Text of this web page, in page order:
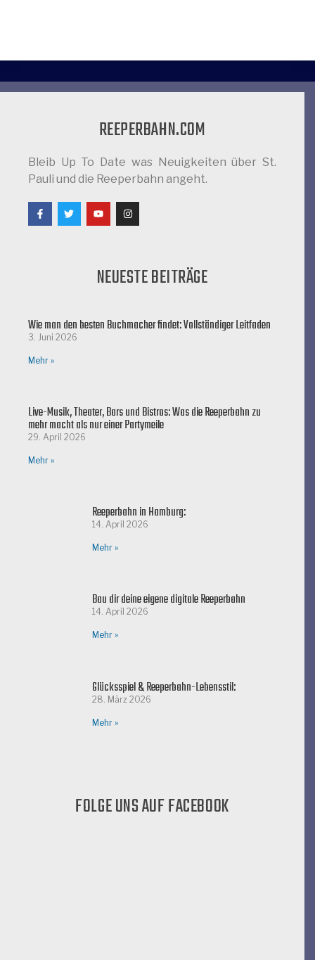
REEPERBAHN.COM
Bleib Up To Date was Neuigkeiten über St.
Pauli und die Reeperbahn angeht.
NEUESTE BEITRÄGE
Wie man den besten Buchmacher findet: Vollständiger Leitfaden
3. Juni 2026
Mehr »
Live-Musik, Theater, Bars und Bistros: Was die Reeperbahn zu
mehr macht als nur einer Partymeile
29. April 2026
Mehr »
Reeperbahn in Hamburg:
14. April 2026
Mehr »
Bau dir deine eigene digitale Reeperbahn
14. April 2026
Mehr »
Glücksspiel & Reeperbahn-Lebensstil:
28. März 2026
Mehr »
FOLGE UNS AUF FACEBOOK